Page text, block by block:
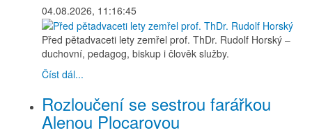
04.08.2026, 11:16:45
Před pětadvaceti lety zemřel prof. ThDr. Rudolf Horský –
duchovní, pedagog, biskup i člověk služby.
Číst dál...
Rozloučení se sestrou farářkou
Alenou Plocarovou